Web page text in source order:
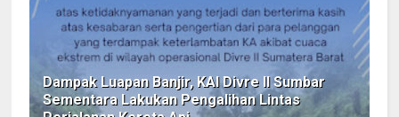
Dampak Luapan Banjir, KAI Divre II Sumbar
Sementara Lakukan Pengalihan Lintas